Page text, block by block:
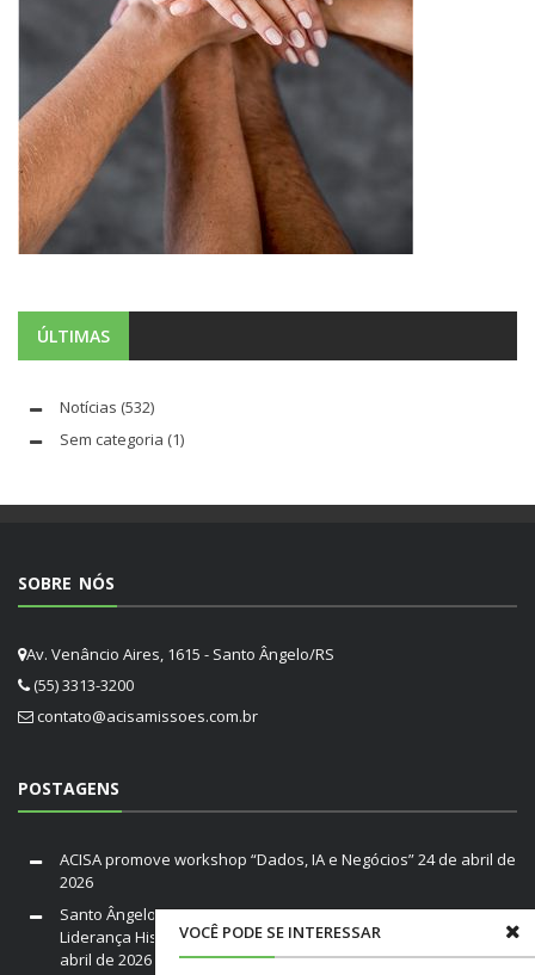
VOCÊ PODE SE INTERESSAR
ÚLTIMAS
Notícias (532)
Sem categoria (1)
SOBRE NÓS
Av. Venâncio Aires, 1615 - Santo Ângelo/RS
(55) 3313-3200
contato@acisamissoes.com.br
POSTAGENS
ACISA promove workshop “Dados, IA e Negócios”24 de abril de
2026
Santo Ângelo em Luto: Falece Franco André Neutz da Silveira,
Liderança Histórica da ACISA e Fenamilho Internacional
abril de 2026